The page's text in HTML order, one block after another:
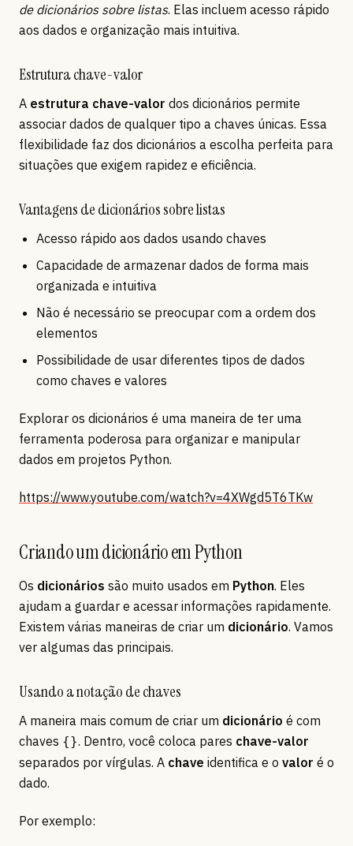
de dicionários sobre listas. Elas incluem acesso rápido
aos dados e organização mais intuitiva.
Estrutura chave-valor
A estrutura chave-valor dos dicionários permite
associar dados de qualquer tipo a chaves únicas. Essa
flexibilidade faz dos dicionários a escolha perfeita para
situações que exigem rapidez e eficiência.
Vantagens de dicionários sobre listas
Acesso rápido aos dados usando chaves
Capacidade de armazenar dados de forma mais
organizada e intuitiva
Não é necessário se preocupar com a ordem dos
elementos
Possibilidade de usar diferentes tipos de dados
como chaves e valores
Explorar os dicionários é uma maneira de ter uma
ferramenta poderosa para organizar e manipular
dados em projetos Python.
https://www.youtube.com/watch?v=4XWgd5T6TKw
Criando um dicionário em Python
Os dicionários são muito usados em Python. Eles
ajudam a guardar e acessar informações rapidamente.
Existem várias maneiras de criar um dicionário. Vamos
ver algumas das principais.
Usando a notação de chaves
A maneira mais comum de criar um dicionário é com
chaves {}. Dentro, você coloca pares chave-valor
separados por vírgulas. A chave identifica e o valor é o
dado.
Por exemplo: